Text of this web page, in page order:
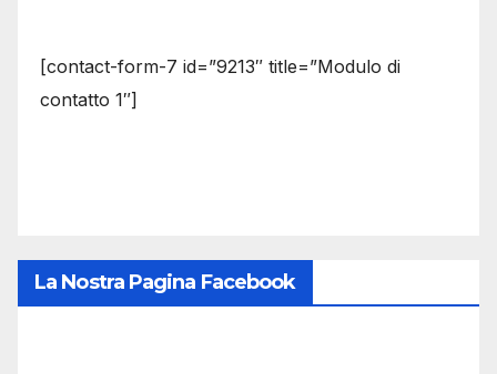
[contact-form-7 id=”9213″ title=”Modulo di
contatto 1″]
La Nostra Pagina Facebook